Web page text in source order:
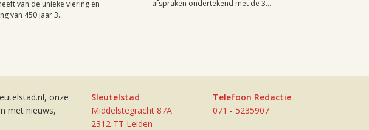
van de unieke viering en
van 450 jaar 3...
afspraken ondertekend met de 3...
onze
met nieuws,
Sleutelstad
Middelstegracht 87A
2312 TT Leiden
Telefoon Redactie
071 - 5235907